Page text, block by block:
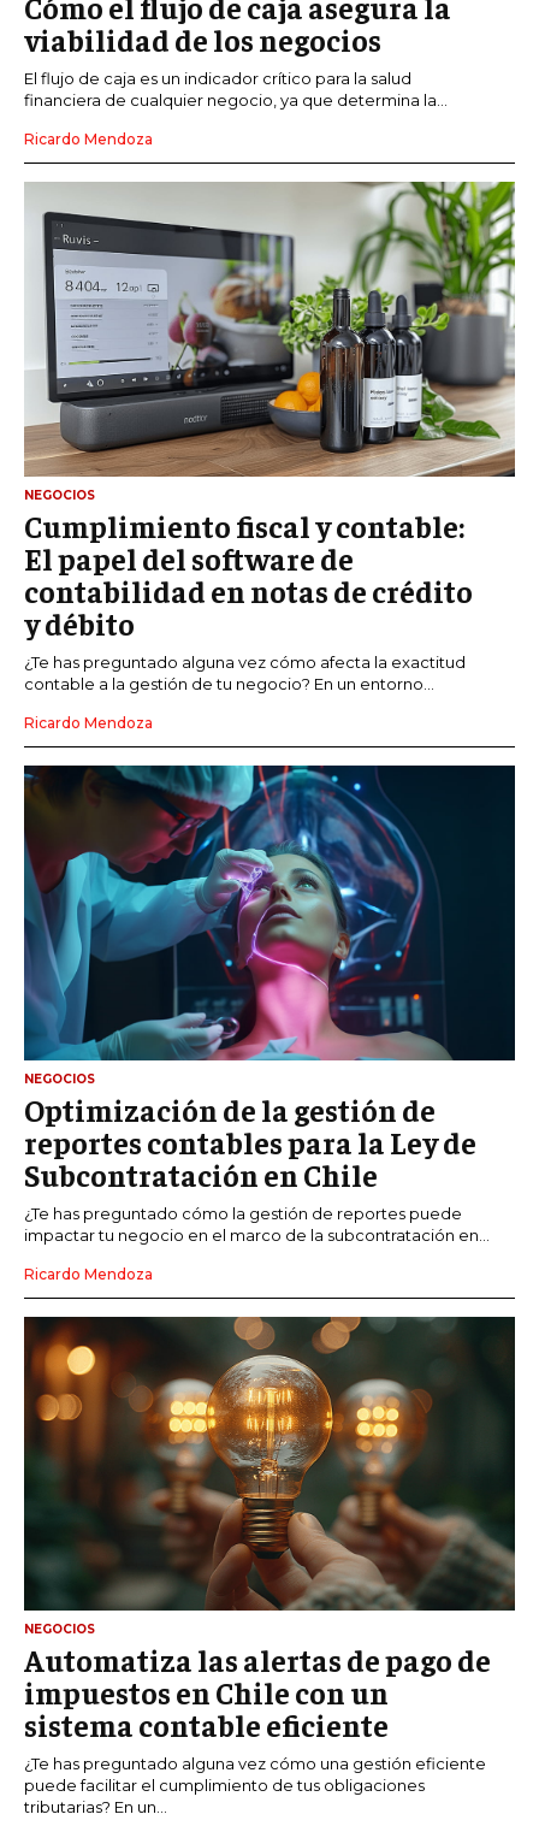
viabilidad de los negocios
El flujo de caja es un indicador crítico para la salud
financiera de cualquier negocio, ya que determina la...
Ricardo Mendoza
NEGOCIOS
Cumplimiento fiscal y contable:
El papel del software de
contabilidad en notas de crédito
y débito
¿Te has preguntado alguna vez cómo afecta la exactitud
contable a la gestión de tu negocio? En un entorno...
Ricardo Mendoza
NEGOCIOS
Optimización de la gestión de
reportes contables para la Ley de
Subcontratación en Chile
¿Te has preguntado cómo la gestión de reportes puede
impactar tu negocio en el marco de la subcontratación en...
Ricardo Mendoza
NEGOCIOS
Automatiza las alertas de pago de
impuestos en Chile con un
sistema contable eficiente
¿Te has preguntado alguna vez cómo una gestión eficiente
puede facilitar el cumplimiento de tus obligaciones
tributarias? En un...